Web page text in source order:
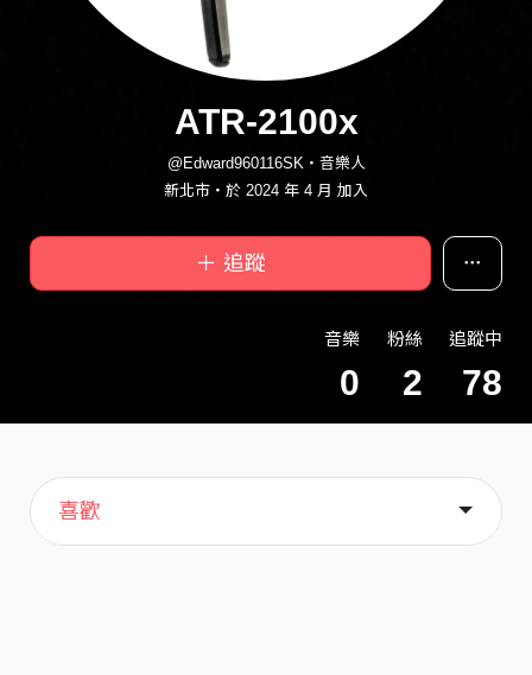
ATR-2100x
@Edward960116SK・音樂人
新北市・於 2024 年 4 月 加入
＋ 追蹤
音樂
0
粉絲
2
追蹤中
78
主頁
歌單
喜歡
關於